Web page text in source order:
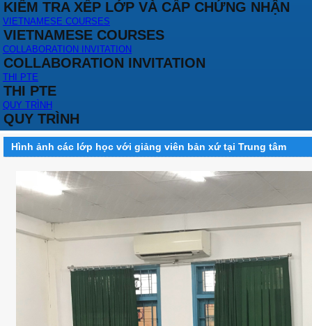
KIỂM TRA XẾP LỚP VÀ CẤP CHỨNG NHẬN
VIETNAMESE COURSES
VIETNAMESE COURSES
COLLABORATION INVITATION
COLLABORATION INVITATION
THI PTE
THI PTE
QUY TRÌNH
QUY TRÌNH
Hình ảnh các lớp học với giảng viên bản xứ tại Trung tâm